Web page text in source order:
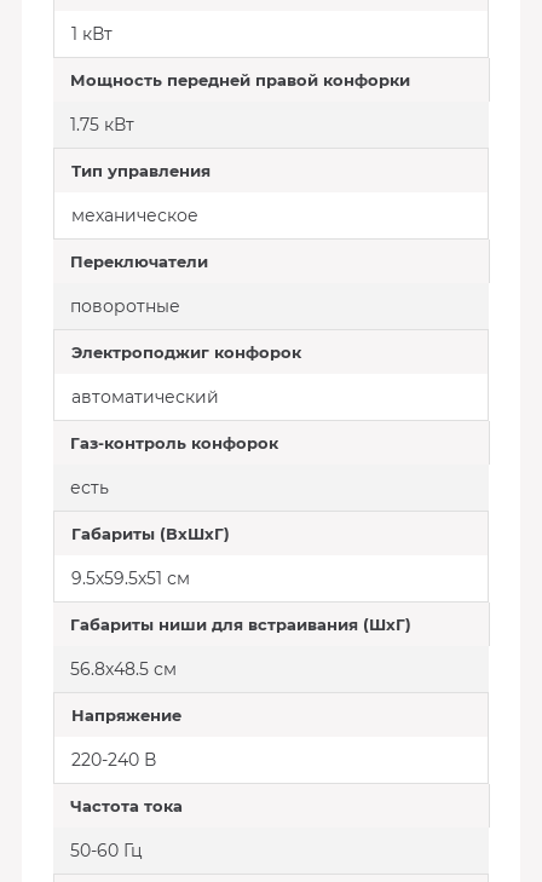
1 кВт
Мощность передней правой конфорки
1.75 кВт
Тип управления
механическое
Переключатели
поворотные
Электроподжиг конфорок
автоматический
Газ-контроль конфорок
есть
Габариты (ВхШхГ)
9.5х59.5х51 см
Габариты ниши для встраивания (ШхГ)
56.8х48.5 см
Напряжение
220-240 В
Частота тока
50-60 Гц